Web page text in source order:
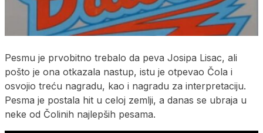
Pesmu je prvobitno trebalo da peva Josipa Lisac, ali
pošto je ona otkazala nastup, istu je otpevao Čola i
osvojio treću nagradu, kao i nagradu za interpretaciju.
Pesma je postala hit u celoj zemlji, a danas se ubraja u
neke od Čolinih najlepših pesama.